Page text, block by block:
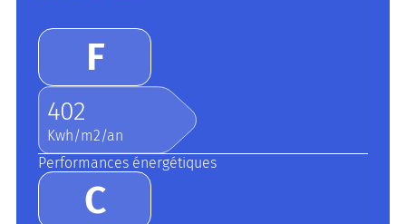
F
402
Kwh/m2/an
Performances énergétiques
C